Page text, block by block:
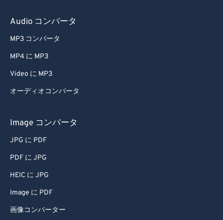
Audio コンバータ
MP3 コンバータ
MP4 に MP3
Video に MP3
オーディオコンバータ
Image コンバータ
JPG に PDF
PDF に JPG
HEIC に JPG
Image に PDF
画像コンバーター